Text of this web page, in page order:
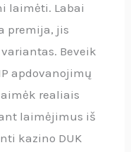
laimėti. Labai
premija, jis
Beveik
apdovanojimų
realiais
laimėjimus iš
kazino DUK